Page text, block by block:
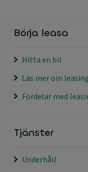
Börja leasa
Hitta en bil
Läs mer om
Fördelar med
Tjänster
Underhåll